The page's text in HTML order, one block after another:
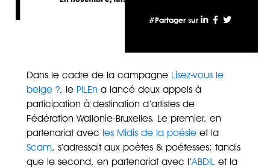
#Partager sur
Dans le cadre de la campagne Lisez-vous le
belge ?, le PILEn a lancé deux appels à
participation à destination d’artistes de
Fédération Wallonie-Bruxelles. Le premier, en
partenariat avec les Midis de la poésie et la
Scam, s’adressait aux poètes & poétesses; tandis
que le second, en partenariat avec l’ABDIL et la